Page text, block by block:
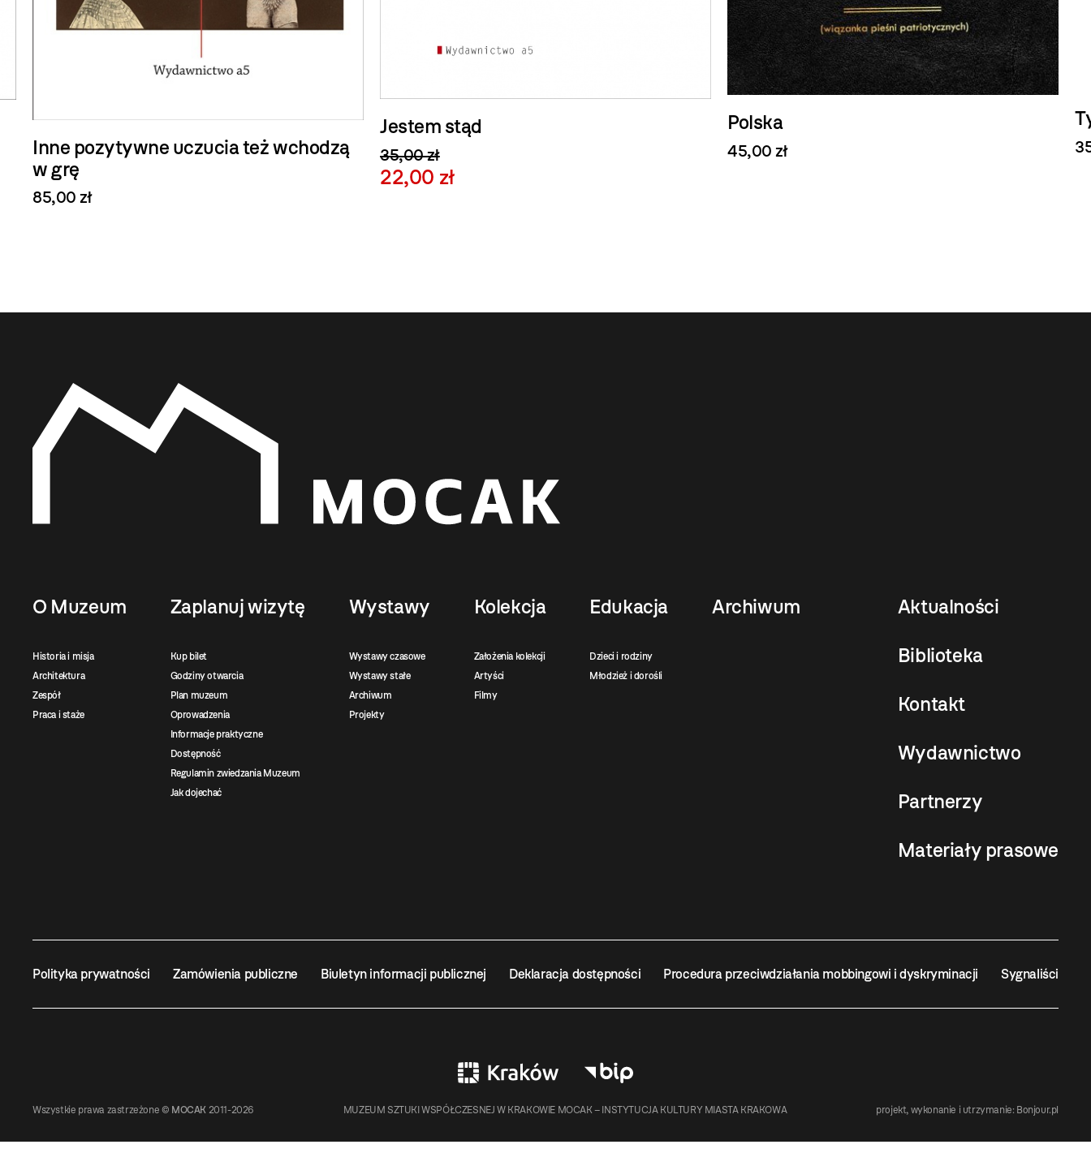
Inne pozytywne uczucia też wchodzą
w grę
85,00 zł
Jestem stąd
35,00 zł
22,00 zł
Polska
45,00 zł
O Muzeum
Historia i misja
Architektura
Zespół
Praca i staże
Zaplanuj wizytę
Kup bilet
Godziny otwarcia
Plan muzeum
Oprowadzenia
Informacje praktyczne
Dostępność
Regulamin zwiedzania Muzeum
Jak dojechać
Wystawy
Wystawy czasowe
Wystawy stałe
Archiwum
Projekty
Kolekcja
Założenia kolekcji
Artyści
Filmy
Edukacja
Dzieci i rodziny
Młodzież i dorośli
Archiwum Aktualności
Biblioteka
Kontakt
Wydawnictwo
Partnerzy
Materiały prasowe
Polityka prywatności Zamówienia publiczne Biuletyn informacji publicznej Deklaracja dostępności Procedura przeciwdziałania mobbingowi i dyskryminacji Sygnaliści
Wszystkie prawa zastrzeżone © MOCAK 2011-2026 MUZEUM SZTUKI WSPÓŁCZESNEJ W KRAKOWIE MOCAK – INSTYTUCJA KULTURY MIASTA KRAKOWA projekt, wykonanie i utrzymanie: Bonjour.pl